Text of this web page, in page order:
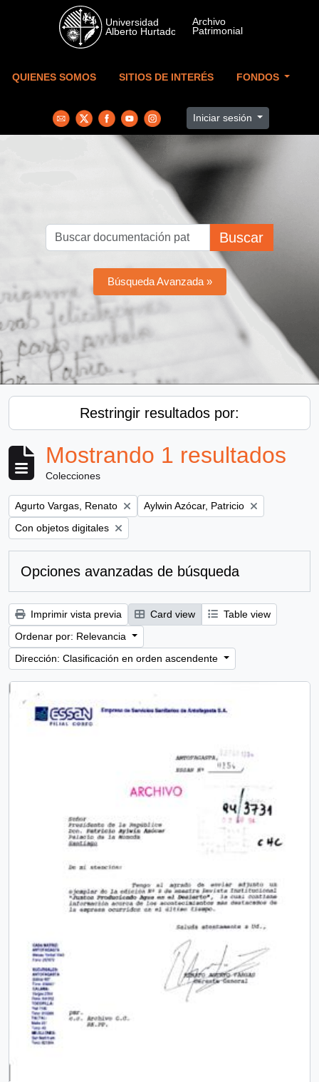
Skip to main content
QUIENES SOMOS SITIOS DE INTERÉS FONDOS
Iniciar sesión
Buscar
Búsqueda Avanzada »
Restringir resultados por:
Mostrando 1 resultados
Colecciones
Remove filter:
Agurto Vargas, Renato Remove filter:
Aylwin Azócar, Patricio
Remove filter:
Con objetos digitales
Opciones avanzadas de búsqueda
Imprimir vista previa Card view
Table view
Ordenar por: Relevancia
Dirección: Clasificación en orden ascendente